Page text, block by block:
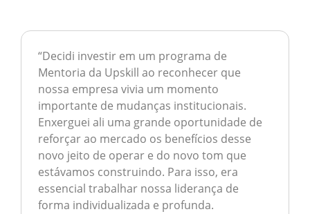
“Decidi investir em um programa de
Mentoria da Upskill ao reconhecer que
nossa empresa vivia um momento
importante de mudanças institucionais.
Enxerguei ali uma grande oportunidade de
reforçar ao mercado os benefícios desse
novo jeito de operar e do novo tom que
estávamos construindo. Para isso, era
essencial trabalhar nossa liderança de
forma individualizada e profunda.